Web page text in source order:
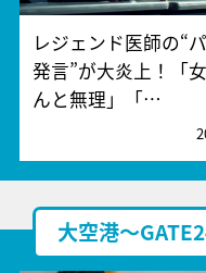
レジェンド医師の“
発言”が大炎上！「
んと無理」「…
大空港～